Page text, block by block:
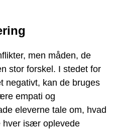
men måden, de
stor forskel. I stedet for
negativt, kan de bruges
empati og
eleverne tale om, hvad
hver især oplevede